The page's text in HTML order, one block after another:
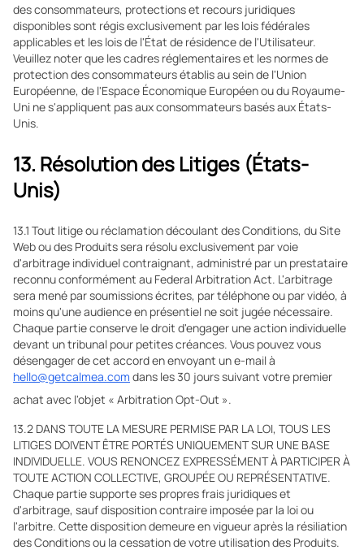
des consommateurs, protections et recours juridiques
disponibles sont régis exclusivement par les lois fédérales
applicables et les lois de l'État de résidence de l'Utilisateur.
Veuillez noter que les cadres réglementaires et les normes de
protection des consommateurs établis au sein de l'Union
Européenne, de l'Espace Économique Européen ou du Royaume-
Uni ne s'appliquent pas aux consommateurs basés aux États-
Unis.
13. Résolution des Litiges (États-
Unis)
13.1 Tout litige ou réclamation découlant des Conditions, du Site
Web ou des Produits sera résolu exclusivement par voie
d'arbitrage individuel contraignant, administré par un prestataire
reconnu conformément au Federal Arbitration Act. L'arbitrage
sera mené par soumissions écrites, par téléphone ou par vidéo, à
moins qu'une audience en présentiel ne soit jugée nécessaire.
Chaque partie conserve le droit d'engager une action individuelle
devant un tribunal pour petites créances. Vous pouvez vous
désengager de cet accord en envoyant un e-mail à
hello@getcalmea.com dans les 30 jours suivant votre premier
achat avec l'objet « Arbitration Opt-Out ».
13.2 DANS TOUTE LA MESURE PERMISE PAR LA LOI, TOUS LES
LITIGES DOIVENT ÊTRE PORTÉS UNIQUEMENT SUR UNE BASE
INDIVIDUELLE. VOUS RENONCEZ EXPRESSÉMENT À PARTICIPER À
TOUTE ACTION COLLECTIVE, GROUPÉE OU REPRÉSENTATIVE.
Chaque partie supporte ses propres frais juridiques et
d'arbitrage, sauf disposition contraire imposée par la loi ou
l'arbitre. Cette disposition demeure en vigueur après la résiliation
des Conditions ou la cessation de votre utilisation des Produits.